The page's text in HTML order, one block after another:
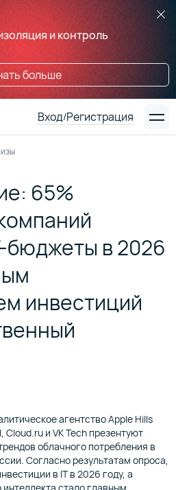
и контроль
больше
Вход/Регистрация
65%
бюджеты в 2026
инвестиций
агентство Apple Hills
и VK Tech презентуют
облачного потребления в
Согласно результатам опроса,
в IT в 2026 году, а